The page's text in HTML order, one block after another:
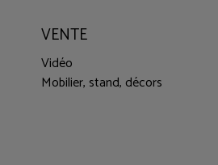
VENTE
Vidéo
Mobilier, stand, décors